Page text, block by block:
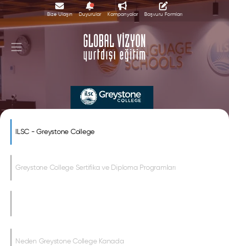
Bize Ulaşın Duyurular Kampanyalar Başvuru Formları
ILSC - Greystone College
Greystone College Sertifika ve Diploma Programları
Neden Greystone College Kanada